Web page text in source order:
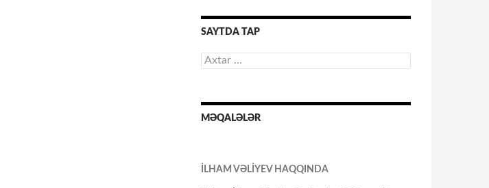
SAYTDA TAP
Axtarış:
MƏQALƏLƏR
İLHAM VƏLİYEV HAQQINDA